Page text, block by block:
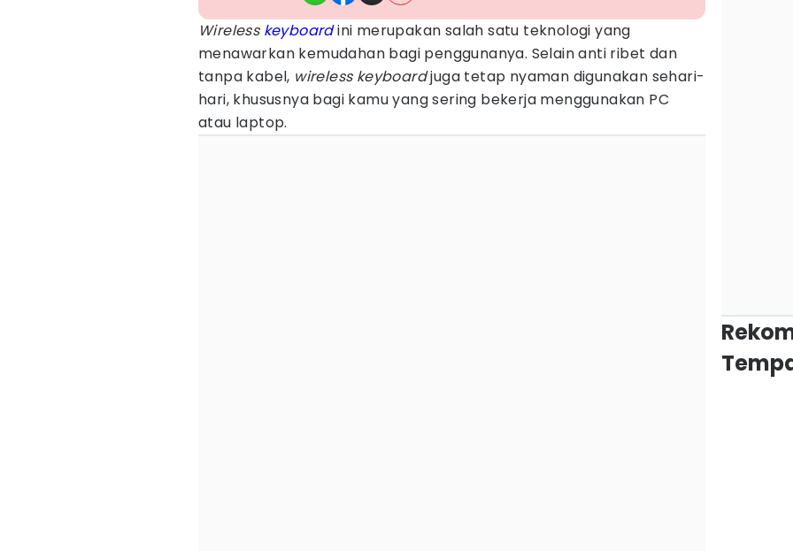
Wireless keyboardini merupakan salah satu teknologi yang
menawarkan kemudahan bagi penggunanya. Selain anti ribet dan
tanpa kabel, wireless keyboardjuga tetap nyaman digunakan sehari-
hari, khususnya bagi kamu yang sering bekerja menggunakan PC
atau laptop.